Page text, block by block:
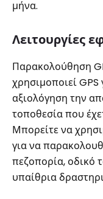
μήνα.
Λειτουργίες
Παρακολούθηση
χρησιμοποιεί
αξιολόγηση την
τοποθεσία που
Μπορείτε να
για να
πεζοπορία, οδικό
υπαίθρια